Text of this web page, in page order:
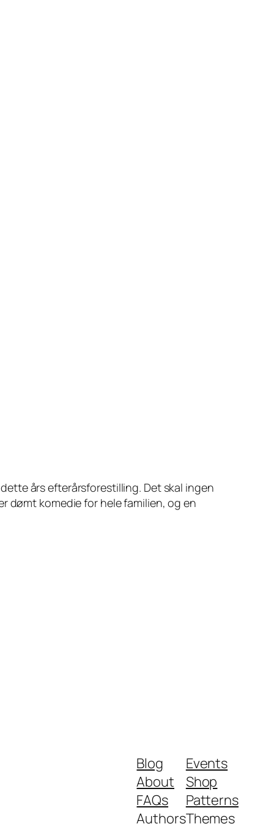
års efterårsforestilling. Det skal ingen
dømt komedie for hele familien, og en
Blog
About
FAQs
Authors
Events
Shop
Patterns
Themes